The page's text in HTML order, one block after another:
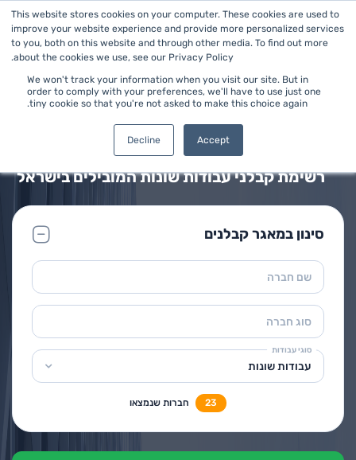
This website stores cookies on your computer. These cookies are used to
improve your website experience and provide more personalized services
to you, both on this website and through other media. To find out more
about the cookies we use, see our Privacy Policy.
We won't track your information when you visit our site. But in
order to comply with your preferences, we'll have to use just one
tiny cookie so that you're not asked to make this choice again.
Accept
Decline
עבודות שונות
מאגר קבלני עבודות שונות
רשימת קבלני עבודות שונות המובילים בישראל
סינון במאגר קבלנים
שם חברה
סוג חברה
סוגי עבודות
עבודות שונות
23 חברות שנמצאו